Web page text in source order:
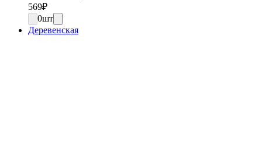
569₽
0шт
Деревенская